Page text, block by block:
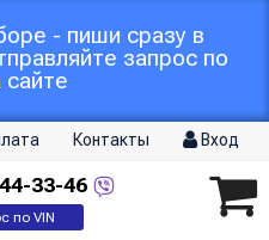
- пиши сразу в
запрос по
сайте
Контакты Вход
33-46
по VIN